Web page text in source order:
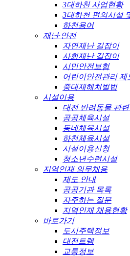
3대하천 사업현황
3대하천 편의시설
하천용어
재난·안전
자연재난 길잡이
사회재난 길잡이
시민안전보험
어린이안전관리 제
중대재해처벌법
시설이용
대전 반려동물 관
공공체육시설
동네체육시설
하천체육시설
시설이용신청
청소년수련시설
지역인재 의무채용
제도 안내
공공기관 목록
자주하는 질문
지역인재 채용현황
바로가기
도시주택정보
대전트램
교통정보